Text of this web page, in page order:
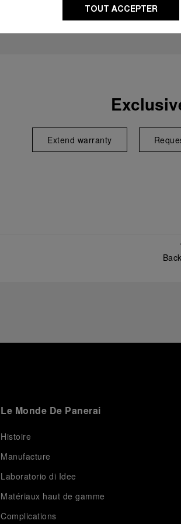
Extend warranty
Le Monde De Panerai
Histoire
Manufacture
Laboratorio di Idee
Matériaux haut de gamme
Complications
TOUT ACCEPTER